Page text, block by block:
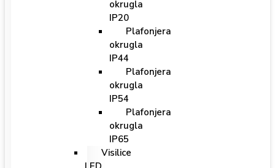
okrugla
IP20
Plafonjera
okrugla
IP44
Plafonjera
okrugla
IP54
Plafonjera
okrugla
IP65
Visilice